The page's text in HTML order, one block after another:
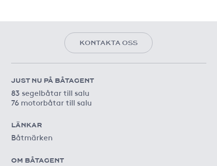
KONTAKTA OSS
JUST NU PÅ BÅTAGENT
83 segelbåtar till salu
76 motorbåtar till salu
LÄNKAR
Båtmärken
OM BÅTAGENT